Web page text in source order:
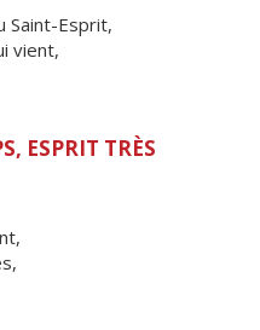
Saint-Esprit,
vient,
ESPRIT TRÈS